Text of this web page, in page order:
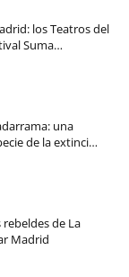
los Teatros del
Suma…
una
de la extinci…
de La
Madrid